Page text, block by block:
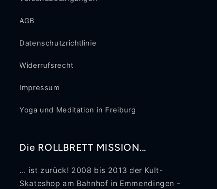
AGB
Datenschutzrichtlinie
Widerrufsrecht
Impressum
Yoga und Meditation in Freiburg
Die ROLLBRETT MISSION...
... ist zurück! 2008 bis 2013 der Kult-
Skateshop am Bahnhof in Emmendingen -